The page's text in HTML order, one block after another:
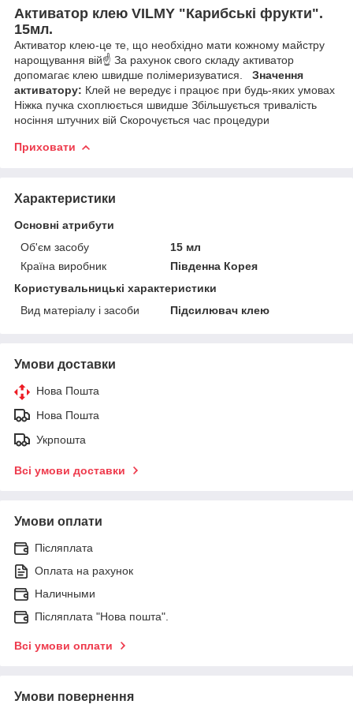
Активатор клею VILMY "Карибські фрукти".
15мл.
Активатор клею-це те, що необхідно мати кожному майстру
нарощування вій☝ За рахунок свого складу активатор
допомагає клею швидше полімеризуватися. Значення
активатору: Клей не вередує і працює при будь-яких умовах
Ніжка пучка схоплюється швидше Збільшується тривалість
носіння штучних вій Скорочується час процедури
Приховати
Характеристики
Основні атрибути
Об'єм засобу
15 мл
Країна виробник
Південна Корея
Користувальницькі характеристики
Вид матеріалу і засоби
Підсилювач клею
Умови доставки
Нова Пошта
Нова Пошта
Укрпошта
Всі умови доставки
Умови оплати
Післяплата
Оплата на рахунок
Наличными
Післяплата "Нова пошта".
Всі умови оплати
Умови повернення